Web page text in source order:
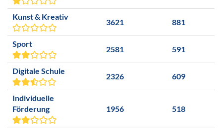
Kunst & Kreativ
3621 881
Sport
2581 591
Digitale Schule
2326 609
Individuelle
Förderung
1956 518